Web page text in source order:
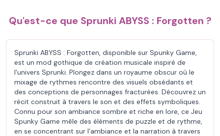
Qu'est-ce que Sprunki ABYSS : Forgotten ?
Sprunki ABYSS : Forgotten, disponible sur Spunky Game,
est un mod gothique de création musicale inspiré de
l'univers Sprunki. Plongez dans un royaume obscur où le
mixage de rythmes rencontre des visuels obsédants et
des conceptions de personnages fracturées. Découvrez un
récit construit à travers le son et des effets symboliques.
Connu pour son ambiance sombre et riche en lore, ce Jeu
Spunky Game mêle des éléments de puzzle et de rythme,
en se concentrant sur l'ambiance et la narration à travers